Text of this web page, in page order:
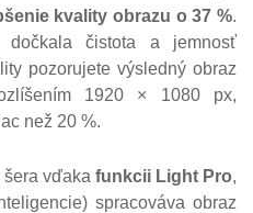
kvality obrazu o 37 %.
dočkala čistota a jemnosť
pozorujete výsledný obraz
1920 × 1080 px,
než 20 %.
vďaka funkcii Light Pro,
spracováva obraz